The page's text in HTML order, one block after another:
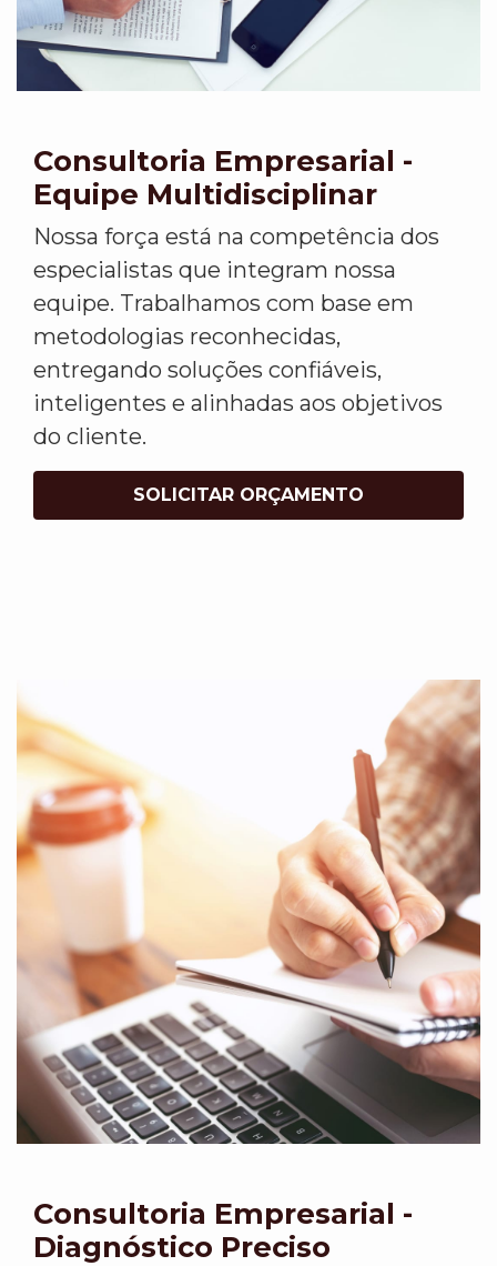
Consultoria Empresarial -
Equipe Multidisciplinar
Nossa força está na competência dos
especialistas que integram nossa
equipe. Trabalhamos com base em
metodologias reconhecidas,
entregando soluções confiáveis,
inteligentes e alinhadas aos objetivos
do cliente.
SOLICITAR ORÇAMENTO
Consultoria Empresarial -
Diagnóstico Preciso